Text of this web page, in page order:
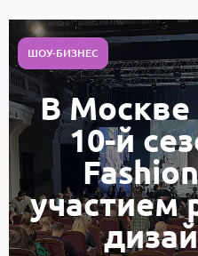
ШОУ-БИЗНЕС
В Москве
10-й
участием